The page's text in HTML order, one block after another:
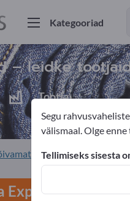
Kategooriad
– leidke
Tootja
3
Puuvillane
Exportpages'is!
Segu
välismaal. Olge
Tellimiseks sisesta